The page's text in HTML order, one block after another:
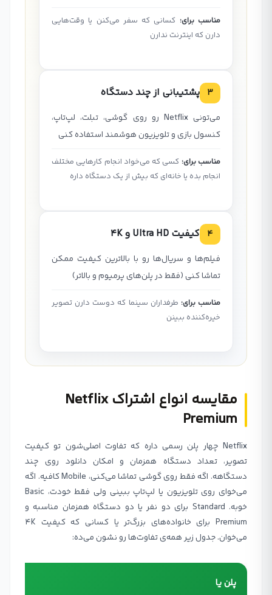
مناسب برای: کسانی که سفر می‌کنن یا وقت‌هایی
دارن که اینترنت ندارن
3 پشتیبانی از چند دستگاه
می‌تونی Netflix رو روی گوشی، تبلت، لپ‌تاپ،
کنسول بازی و تلویزیون هوشمند استفاده کنی
مناسب برای: کسی که می‌خواد انجام کارهایی مختلف
انجام بده یا خانه‌ای که بیش از یک دستگاه داره
4 کیفیت Ultra HD و 4K
فیلم‌ها و سریال‌ها رو با بالاترین کیفیت ممکن
تماشا کنی (فقط در پلن‌های پرمیوم و بالاتر)
مناسب برای: طرفداران سینما که دوست دارن تصویر
خیره‌کننده ببینن
مقایسه انواع اشتراک Netflix
Premium
Netflix چهار پلن رسمی داره که تفاوت اصلی‌شون تو کیفیت
تصویر، تعداد دستگاه همزمان و امکان دانلود روی چند
دستگاهه. اگه فقط روی گوشی تماشا می‌کنی، Mobile کافیه. اگه
می‌خوای روی تلویزیون یا لپ‌تاپ ببینی ولی فقط خودت، Basic
خوبه. Standard برای دو نفر یا دو دستگاه همزمان مناسبه و
Premium برای خانواده‌های بزرگ‌تر یا کسانی که کیفیت 4K
می‌خوان. جدول زیر همه‌ی تفاوت‌ها رو نشون می‌ده:
پلن یا